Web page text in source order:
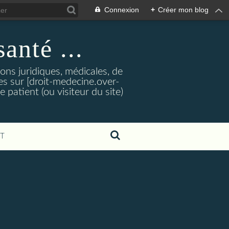
Connexion + Créer mon blog
...
juridiques, médicales, de
sur [droit-medecine.over-
patient (ou visiteur du site)